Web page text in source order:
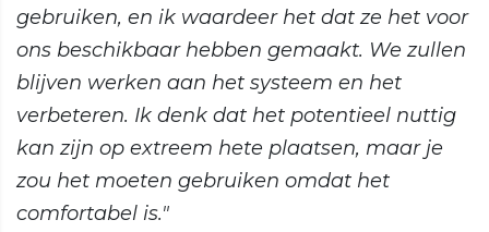
gebruiken, en ik waardeer het dat ze het voor
ons beschikbaar hebben gemaakt. We zullen
blijven werken aan het systeem en het
verbeteren. Ik denk dat het potentieel nuttig
kan zijn op extreem hete plaatsen, maar je
zou het moeten gebruiken omdat het
comfortabel is."